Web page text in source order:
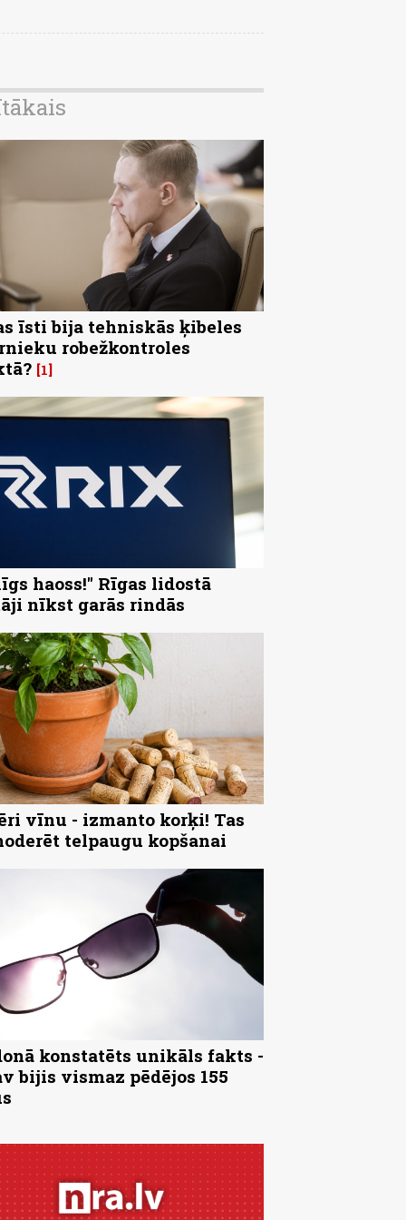
īsti bija tehniskās ķibeles
robežkontroles
1
haoss!" Rīgas lidostā
nīkst garās rindās
vīnu - izmanto korķi! Tas
telpaugu kopšanai
konstatēts unikāls fakts -
bijis vismaz pēdējos 155